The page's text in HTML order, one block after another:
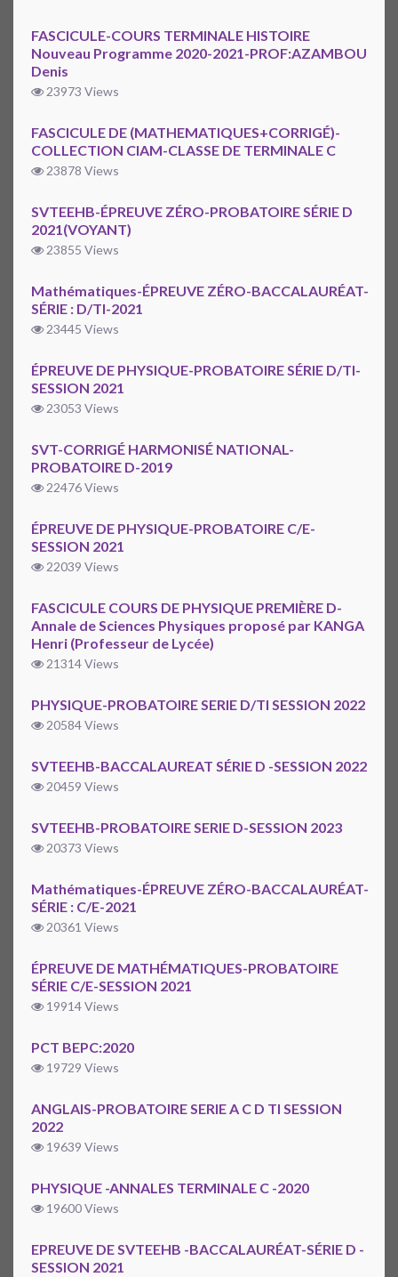
FASCICULE-COURS TERMINALE HISTOIRE
Nouveau Programme 2020-2021-PROF:AZAMBOU
Denis
23973 Views
FASCICULE DE (MATHEMATIQUES+CORRIGÉ)-
COLLECTION CIAM-CLASSE DE TERMINALE C
23878 Views
SVTEEHB-ÉPREUVE ZÉRO-PROBATOIRE SÉRIE D
2021(VOYANT)
23855 Views
Mathématiques-ÉPREUVE ZÉRO-BACCALAURÉAT-
SÉRIE : D/TI-2021
23445 Views
ÉPREUVE DE PHYSIQUE-PROBATOIRE SÉRIE D/TI-
SESSION 2021
23053 Views
SVT-CORRIGÉ HARMONISÉ NATIONAL-
PROBATOIRE D-2019
22476 Views
ÉPREUVE DE PHYSIQUE-PROBATOIRE C/E-
SESSION 2021
22039 Views
FASCICULE COURS DE PHYSIQUE PREMIÈRE D-
Annale de Sciences Physiques proposé par KANGA
Henri (Professeur de Lycée)
21314 Views
PHYSIQUE-PROBATOIRE SERIE D/TI SESSION 2022
20584 Views
SVTEEHB-BACCALAUREAT SÉRIE D -SESSION 2022
20459 Views
SVTEEHB-PROBATOIRE SERIE D-SESSION 2023
20373 Views
Mathématiques-ÉPREUVE ZÉRO-BACCALAURÉAT-
SÉRIE : C/E-2021
20361 Views
ÉPREUVE DE MATHÉMATIQUES-PROBATOIRE
SÉRIE C/E-SESSION 2021
19914 Views
PCT BEPC:2020
19729 Views
ANGLAIS-PROBATOIRE SERIE A C D TI SESSION
2022
19639 Views
PHYSIQUE -ANNALES TERMINALE C -2020
19600 Views
EPREUVE DE SVTEEHB -BACCALAURÉAT-SÉRIE D -
SESSION 2021